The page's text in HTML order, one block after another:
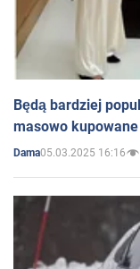
Będą bardziej
masowo
Dama05.03.2025 16:16